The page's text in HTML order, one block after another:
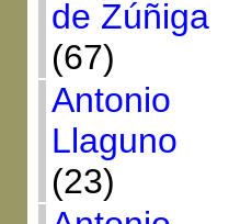
de Zúñiga
(67)
Antonio
Llaguno
(23)